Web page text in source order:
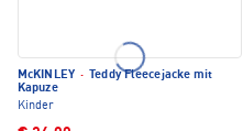
McKINLEY ·
Teddy Fleecejacke mit
Kapuze
Kinder